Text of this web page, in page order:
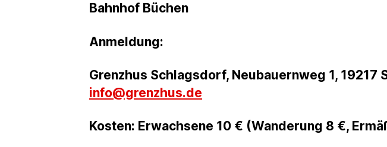
Bahnhof Büchen
Anmeldung:
Grenzhus Schlagsdorf, Neubauernweg 1,
info@grenzhus.de
Kosten: Erwachsene 10 € (Wanderung 8 €,